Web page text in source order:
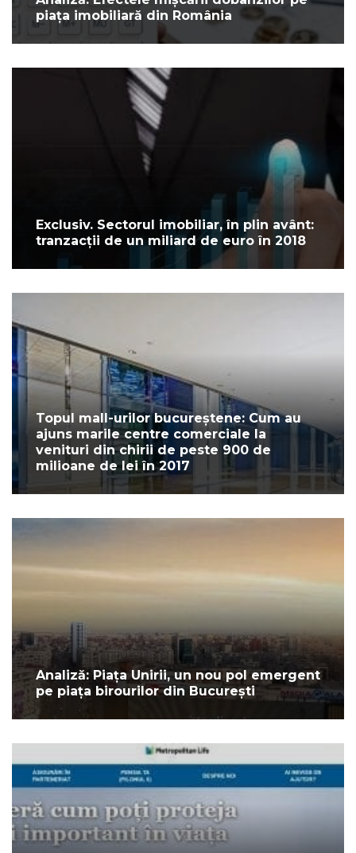
piața imobiliară din România
Exclusiv. Sectorul imobiliar, în plin avânt:
tranzacții de un miliard de euro în 2018
Topul mall-urilor bucureștene: Cum au
ajuns marile centre comerciale la
venituri din chirii de peste 900 de
milioane de lei în 2017
Analiză: Piața Unirii, un nou pol emergent
pe piața birourilor din București